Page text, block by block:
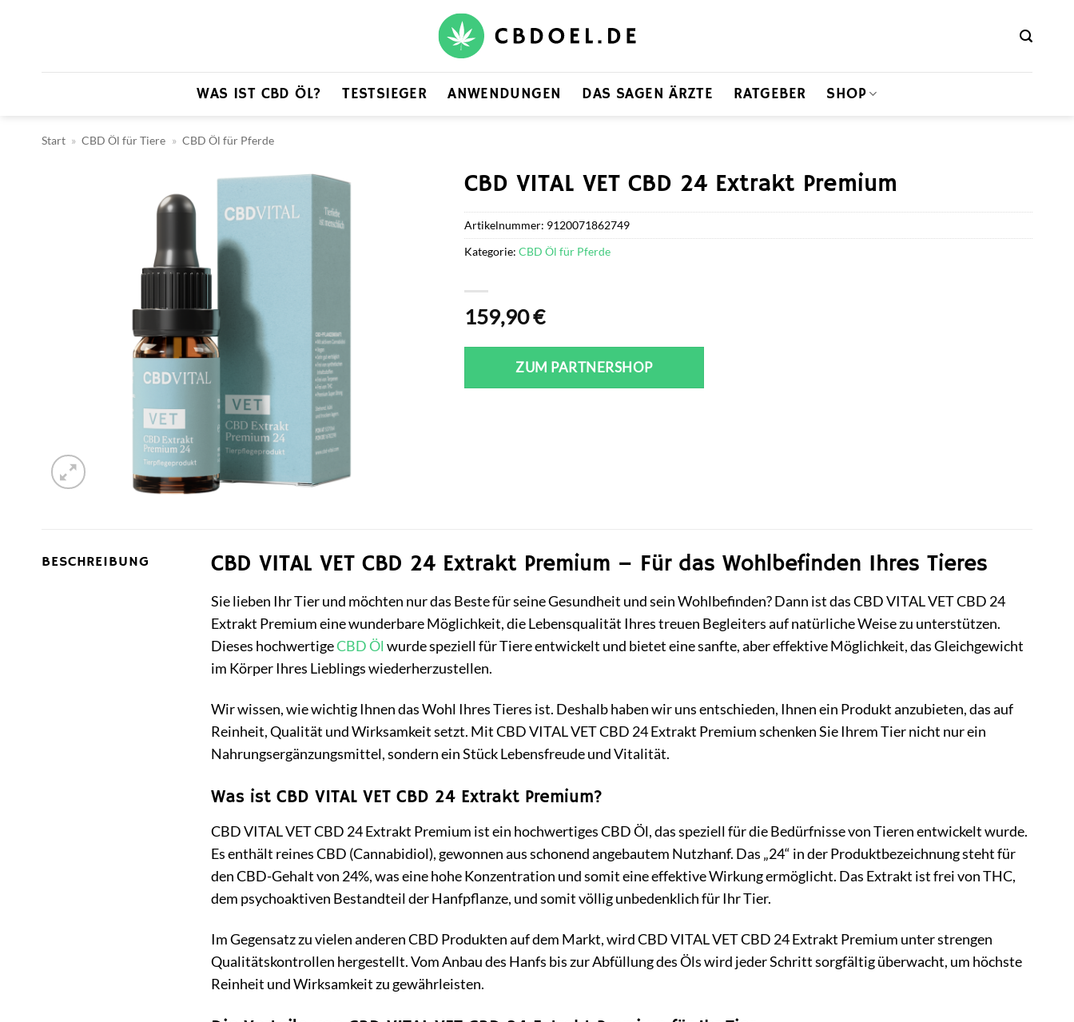
WAS IST CBD ÖL? TESTSIEGER ANWENDUNGEN DAS SAGEN ÄRZTE RATGEBER SHOP
Start » CBD Öl für Tiere » CBD Öl für Pferde
CBD VITAL VET CBD 24 Extrakt Premium
159,90€
ZUM PARTNERSHOP
Artikelnummer: 9120071862749
Kategorie:CBD Öl für Pferde
BESCHREIBUNG CBD VITAL VET CBD 24 Extrakt Premium – Für das Wohlbefinden Ihres Tieres
Sie lieben Ihr Tier und möchten nur das Beste für seine Gesundheit und sein Wohlbefinden? Dann ist das CBD VITAL VET CBD 24
Extrakt Premium eine wunderbare Möglichkeit, die Lebensqualität Ihres treuen Begleiters auf natürliche Weise zu unterstützen.
Dieses hochwertigeCBD Öl wurde speziell für Tiere entwickelt und bietet eine sanfte, aber effektive Möglichkeit, das Gleichgewicht
im Körper Ihres Lieblings wiederherzustellen.
Wir wissen, wie wichtig Ihnen das Wohl Ihres Tieres ist. Deshalb haben wir uns entschieden, Ihnen ein Produkt anzubieten, das auf
Reinheit, Qualität und Wirksamkeit setzt. Mit CBD VITAL VET CBD 24 Extrakt Premium schenken Sie Ihrem Tier nicht nur ein
Nahrungsergänzungsmittel, sondern ein Stück Lebensfreude und Vitalität.
Was ist CBD VITAL VET CBD 24 Extrakt Premium?
CBD VITAL VET CBD 24 Extrakt Premium ist ein hochwertiges CBD Öl, das speziell für die Bedürfnisse von Tieren entwickelt wurde.
Es enthält reines CBD (Cannabidiol), gewonnen aus schonend angebautem Nutzhanf. Das „24“ in der Produktbezeichnung steht für
den CBD-Gehalt von 24%, was eine hohe Konzentration und somit eine effektive Wirkung ermöglicht. Das Extrakt ist frei von THC,
dem psychoaktiven Bestandteil der Hanfpflanze, und somit völlig unbedenklich für Ihr Tier.
Im Gegensatz zu vielen anderen CBD Produkten auf dem Markt, wird CBD VITAL VET CBD 24 Extrakt Premium unter strengen
Qualitätskontrollen hergestellt. Vom Anbau des Hanfs bis zur Abfüllung des Öls wird jeder Schritt sorgfältig überwacht, um höchste
Reinheit und Wirksamkeit zu gewährleisten.